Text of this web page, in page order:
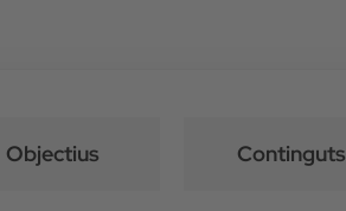
Objectius Continguts